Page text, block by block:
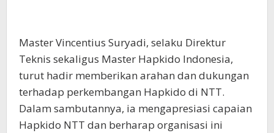
Master Vincentius Suryadi, selaku Direktur
Teknis sekaligus Master Hapkido Indonesia,
turut hadir memberikan arahan dan dukungan
terhadap perkembangan Hapkido di NTT.
Dalam sambutannya, ia mengapresiasi capaian
Hapkido NTT dan berharap organisasi ini